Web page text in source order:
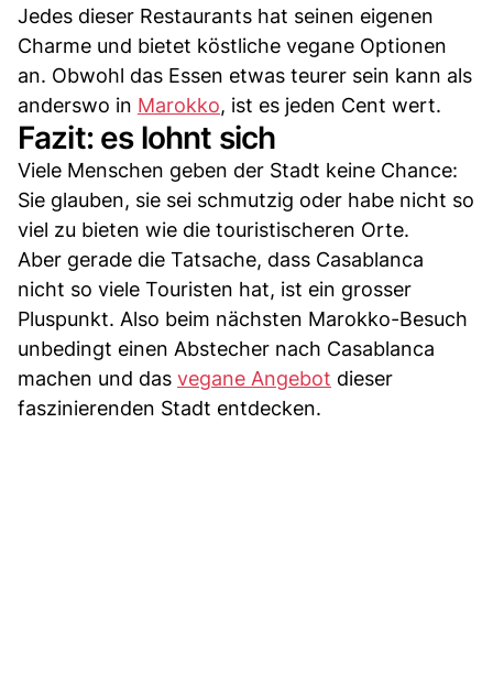
Jedes dieser Restaurants hat seinen eigenen
Charme und bietet köstliche vegane Optionen
an. Obwohl das Essen etwas teurer sein kann als
anderswo in Marokko, ist es jeden Cent wert.
Fazit: es lohnt sich
Viele Menschen geben der Stadt keine Chance:
Sie glauben, sie sei schmutzig oder habe nicht so
viel zu bieten wie die touristischeren Orte.
Aber gerade die Tatsache, dass Casablanca
nicht so viele Touristen hat, ist ein grosser
Pluspunkt. Also beim nächsten Marokko-Besuch
unbedingt einen Abstecher nach Casablanca
machen und das vegane Angebot dieser
faszinierenden Stadt entdecken.